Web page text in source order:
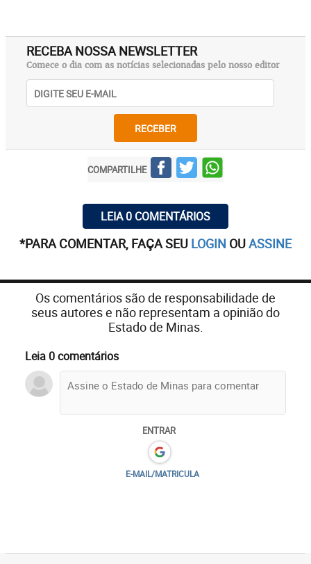
RECEBA NOSSA NEWSLETTER
Comece o dia com as notícias selecionadas pelo nosso editor
RECEBER
COMPARTILHE
LEIA 0 COMENTÁRIOS
*PARA COMENTAR, FAÇA SEU LOGIN OUASSINE
Os comentários são de responsabilidade de
seus autores e não representam a opinião do
Estado de Minas.
Leia 0 comentários
ENTRAR
E-MAIL/MATRICULA